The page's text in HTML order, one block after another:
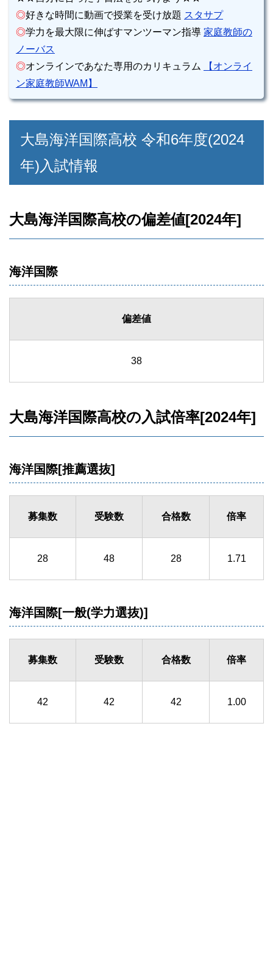
◎好きな時間に動画で授業を受け放題 スタサプ
◎学力を最大限に伸ばすマンツーマン指導 家庭教師の
ノーバス
◎オンラインであなた専用のカリキュラム
【オンライ
ン家庭教師WAM】
大島海洋国際高校 令和6年度(2024
年)入試情報
大島海洋国際高校の偏差値[2024年]
海洋国際
偏差値
38
大島海洋国際高校の入試倍率[2024年]
海洋国際[推薦選抜]
募集数 受験数 合格数 倍率
28 48 28 1.71
海洋国際[一般(学力選抜)]
募集数 受験数 合格数 倍率
42 42 42 1.00